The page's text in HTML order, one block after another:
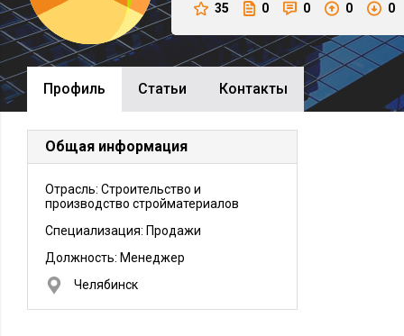
35 0 0 0 0
Профиль Cтатьи Контакты
Общая информация
Отрасль: Строительство и
производство стройматериалов
Специализация: Продажи
Должность: Менеджер
Челябинск